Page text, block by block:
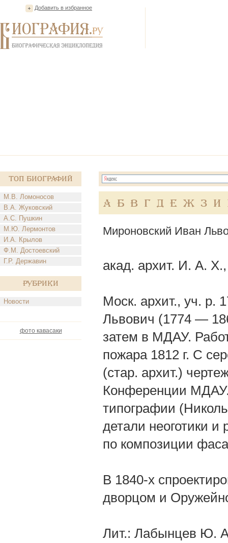
Добавить в избранное
Топ Биографий
М.В. Ломоносов
В.А. Жуковский
А.С. Пушкин
М.Ю. Лермонтов
И.А. Крылов
Ф.М. Достоевский
Г.Р. Державин
Рубрики
Новости
фото кавасаки
А Б В Г Д Е Ж З И
Мироновский Иван
акад. архит. И. А.
Моск. архит., уч. р.
Львович (1774 —
затем в МДАУ.
пожара 1812 г. С
(стар. архит.)
Конференции
типографии
детали неоготики и
по композиции
В 1840-х
дворцом и
Лит.: Лабынцев Ю.